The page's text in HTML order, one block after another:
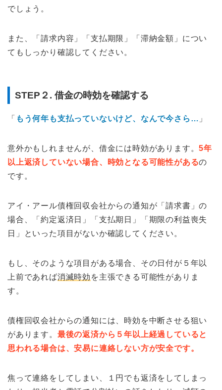
でしょう。
また、「請求内容」「支払期限」「滞納金額」につい
てもしっかり確認してください。
STEP２. 借金の時効を確認する
「 もう何年も支払っていないけど、なんで今さら… 」
意外かもしれませんが、借金には時効があります。5年
以上返済していない場合、時効となる可能性があるの
です。
アイ・アール債権回収会社からの通知が「請求書」の
場合、「約定返済日」「支払期日」「期限の利益喪失
日」といった項目がないか確認してください。
もし、そのような項目がある場合、その日付が５年以
上前であれば消滅時効 を主張できる可能性がありま
す。
債権回収会社からの通知には、時効を中断させる狙い
があります。 最後の返済から５年以上経過していると
思われる場合は、安易に連絡しない方が安全です。
焦って連絡をしてしまい、１円でも返済をしてしまっ